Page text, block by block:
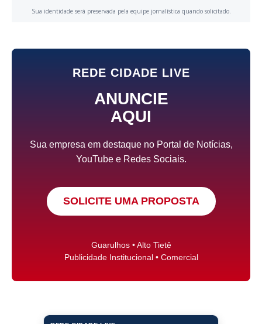
Sua identidade será preservada pela equipe jornalística quando solicitado.
REDE CIDADE LIVE
ANUNCIE
AQUI
Sua empresa em destaque no Portal de Notícias,
YouTube e Redes Sociais.
SOLICITE UMA PROPOSTA
Guarulhos • Alto Tietê
Publicidade Institucional • Comercial